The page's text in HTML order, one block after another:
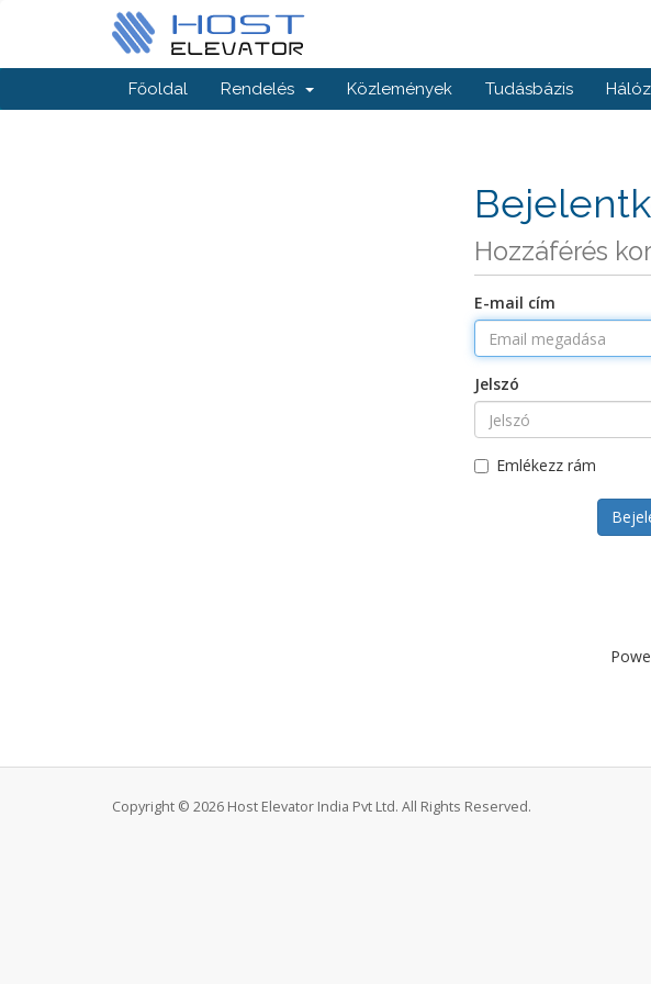
Főoldal Rendelés Közlemények Tudásbázis
Hozzáférés
E-mail cím
Jelszó
Emlékezz rám
Copyright © 2026 Host Elevator India Pvt Ltd. All Rights Reserved.